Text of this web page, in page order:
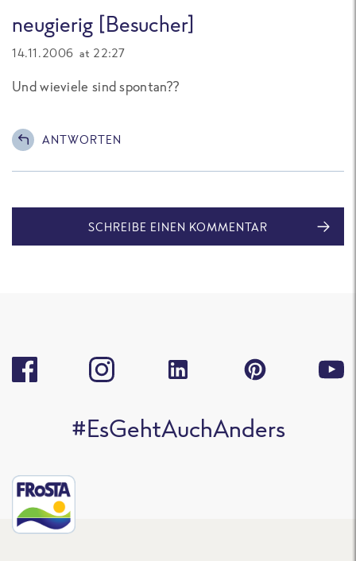
neugierig [Besucher]
14.11.2006 at 22:27
Und wieviele sind spontan??
ANTWORTEN
SCHREIBE EINEN KOMMENTAR
#EsGehtAuchAnders